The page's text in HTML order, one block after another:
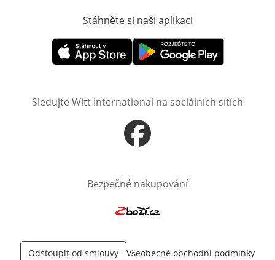
Stáhněte si naši aplikaci
Otevře v novém okněOtevře v novém okně
Sledujte Witt International na sociálních sítích
Otevře v novém okně
Bezpečné nakupování
Odstoupit od smlouvy
Všeobecné obchodní podmínky